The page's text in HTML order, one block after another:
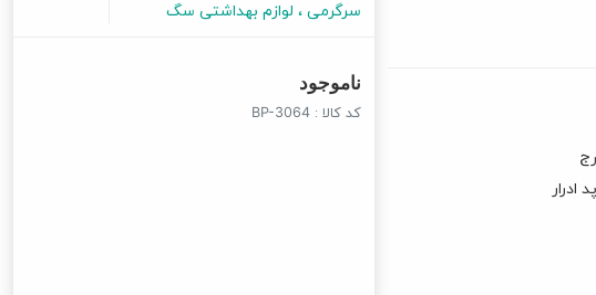
سرگرمی لوازم بهداشتی سگ
ناموجود
کد کالا :BP-3064